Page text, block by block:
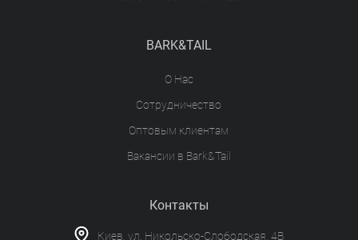
BARK&TAIL
О Нас
Сотрудничество
Оптовым клиентам
Вакансии в Bark&Tail
Контакты
Киев, ул. Никольско-Слободская, 4В